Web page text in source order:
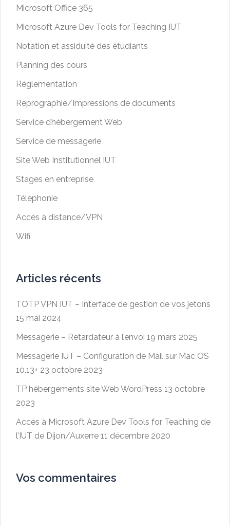
Microsoft Office 365
Microsoft Azure Dev Tools for Teaching IUT
Notation et assiduité des étudiants
Planning des cours
Réglementation
Reprographie/Impressions de documents
Service d’hébergement Web
Service de messagerie
Site Web Institutionnel IUT
Stages en entreprise
Téléphonie
Accès à distance/VPN
Wifi
Articles récents
TOTP VPN IUT – Interface de gestion de vos jetons
15 mai 2024
Messagerie – Retardateur à l’envoi 19 mars 2025
Messagerie IUT – Configuration de Mail sur Mac OS
10.13+ 23 octobre 2023
TP hébergements site Web WordPress 13 octobre
2023
Accès à Microsoft Azure Dev Tools for Teaching de
l’IUT de Dijon/Auxerre 11 décembre 2020
Vos commentaires